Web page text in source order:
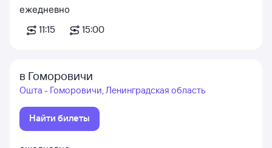
ежедневно
11:15
15:00
в Гоморовичи
Ошта - Гоморовичи, Ленинградская область
Найти билеты